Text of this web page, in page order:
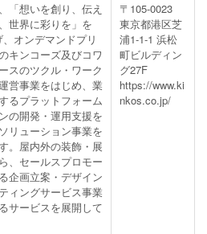
「想いを創り、伝え
世界に彩りを」を
オンデマンドプリ
キンコーズ及びコワ
スのツクル・ワーク
営事業をはじめ、業
るプラットフォーム
の開発・運用支援を
リューション事業を
。屋内外の装飾・展
、セールスプロモー
企画立案・デザイン
ィングサービス事業
サービスを展開して
〒105-0023
東京都港区芝
浦1-1-1 浜松
町ビルディン
グ27F
https://www.ki
nkos.co.jp/